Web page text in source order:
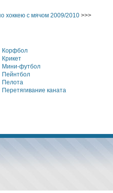
хоккею с мячом 2009/2010>>>
Корфбол
Крикет
Мини-футбол
Пейнтбол
Пелота
Перетягивание каната